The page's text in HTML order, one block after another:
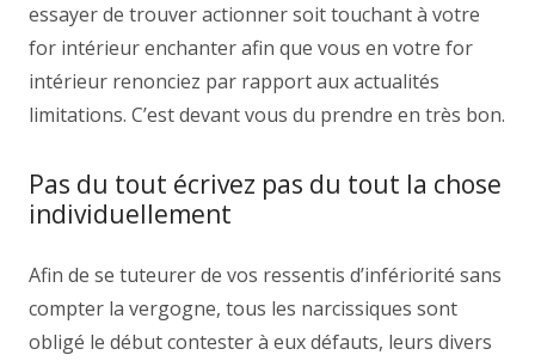
essayer de trouver actionner soit touchant à votre
for intérieur enchanter afin que vous en votre for
intérieur renonciez par rapport aux actualités
limitations. C’est devant vous du prendre en très bon.
Pas du tout écrivez pas du tout la chose
individuellement
Afin de se tuteurer de vos ressentis d’infériorité sans
compter la vergogne, tous les narcissiques sont
obligé le début contester à eux défauts, leurs divers